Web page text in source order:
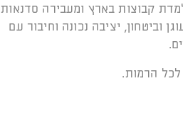
24 שנים והיום מלמדת קבוצות בארץ ומעבירה סדנאות
וביטחון, יציבה נכונה וחיבור עם
לכל הרמות.